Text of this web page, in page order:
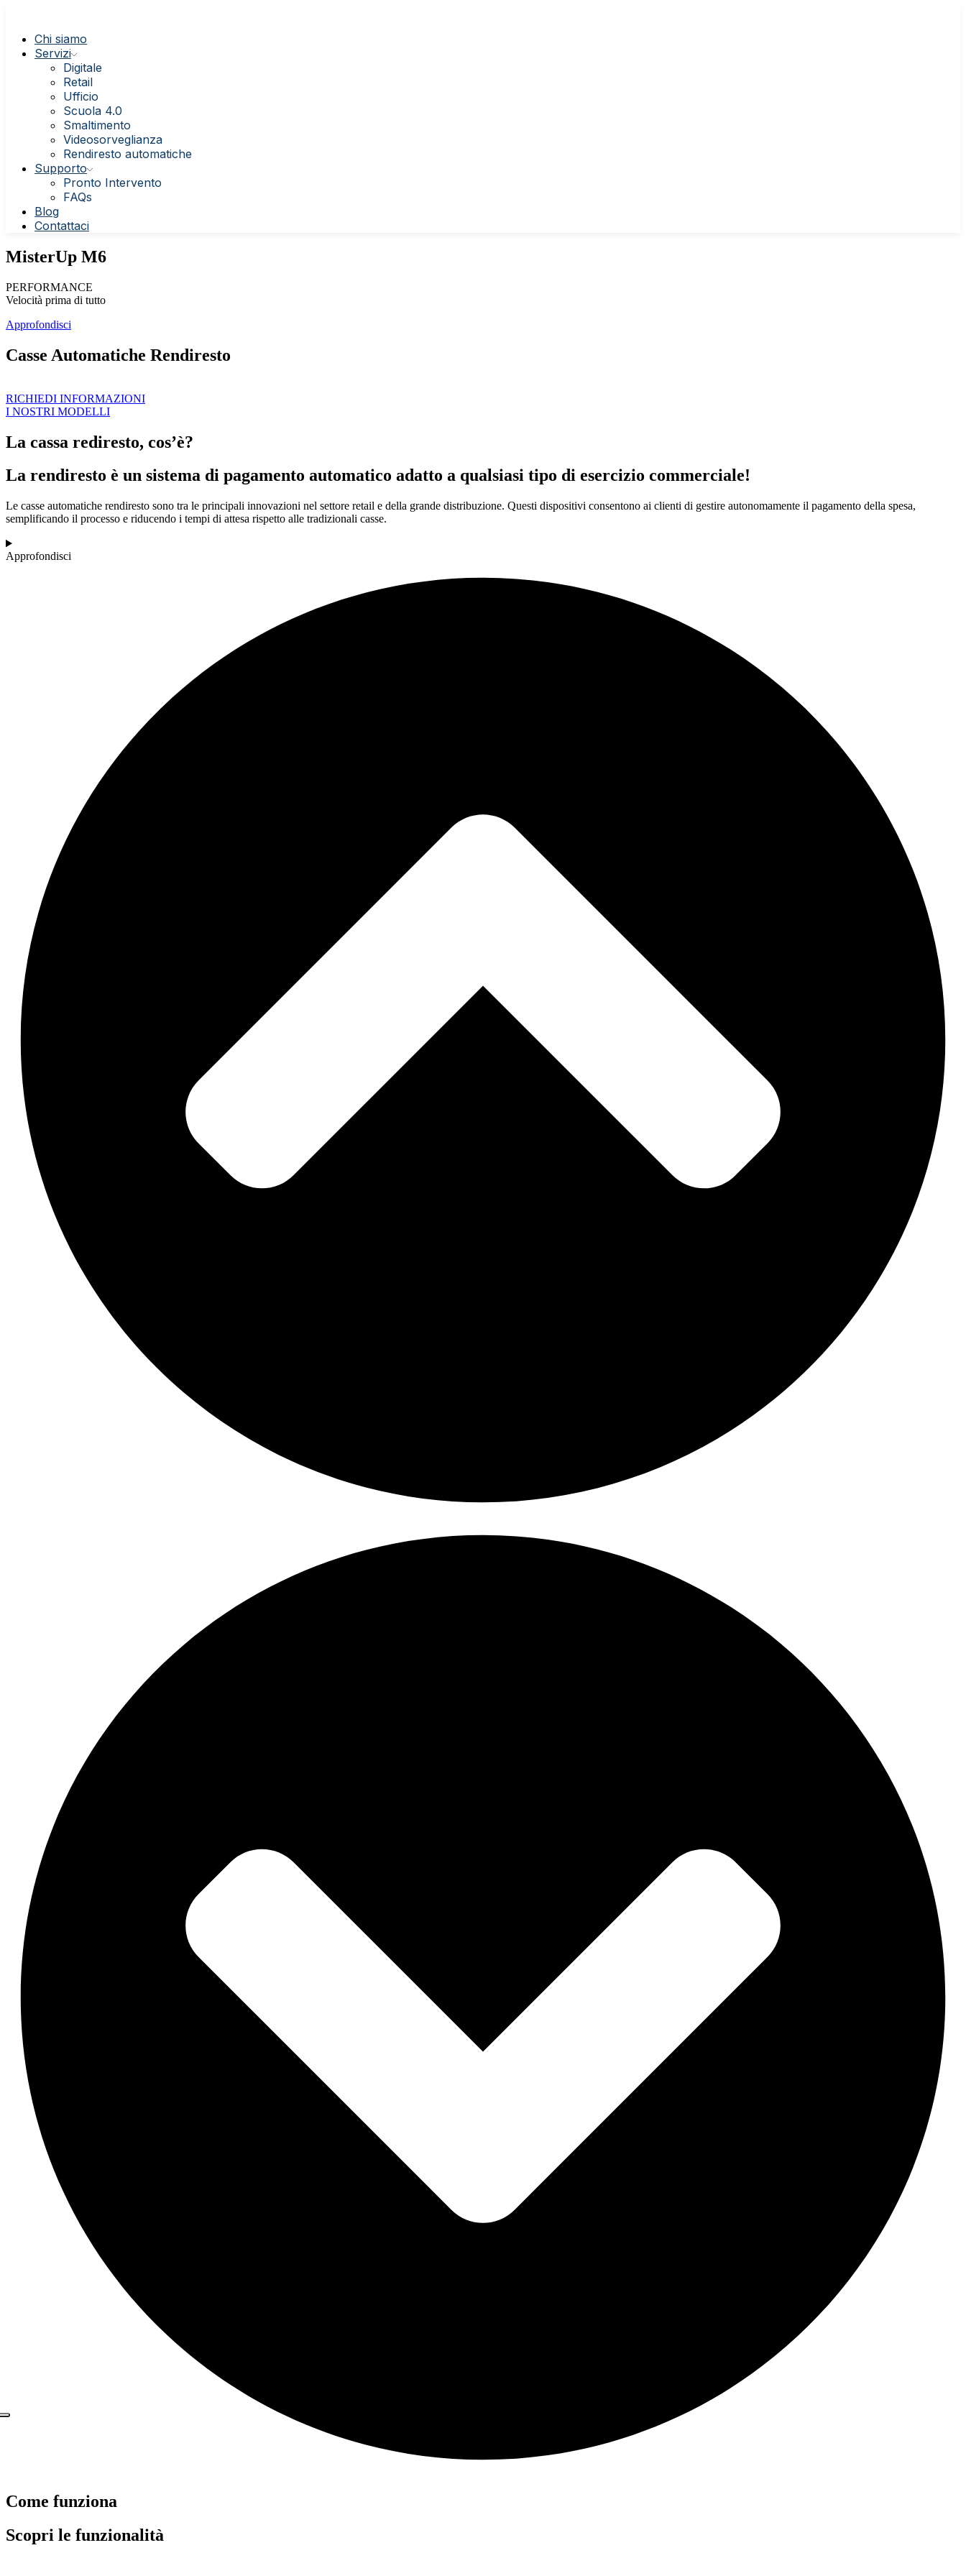
Chi siamo
Servizi
Digitale
Retail
Ufficio
Scuola 4.0
Smaltimento
Videosorveglianza
Rendiresto automatiche
Supporto
Pronto Intervento
FAQs
Blog
Contattaci
MisterUp M6
PERFORMANCE
Velocità prima di tutto
Approfondisci
Casse Automatiche Rendiresto
RICHIEDI INFORMAZIONI
I NOSTRI MODELLI
La cassa rediresto, cos’è?
La rendiresto è un sistema di pagamento automatico adatto a qualsiasi tipo di esercizio commerciale!
Le casse automatiche rendiresto sono tra le principali innovazioni nel settore retail e della grande distribuzione. Questi dispositivi consentono ai clienti di gestire autonomamente il pagamento della spesa,
semplificando il processo e riducendo i tempi di attesa rispetto alle tradizionali casse.
Approfondisci
Come funziona
Scopri le funzionalità